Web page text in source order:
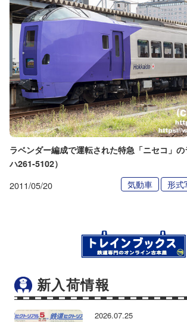
ラベンダー編成で運転された特急「ニセコ」
ハ261-5102）
2011/05/20 気動車 形式
新入荷情報
2026.07.25